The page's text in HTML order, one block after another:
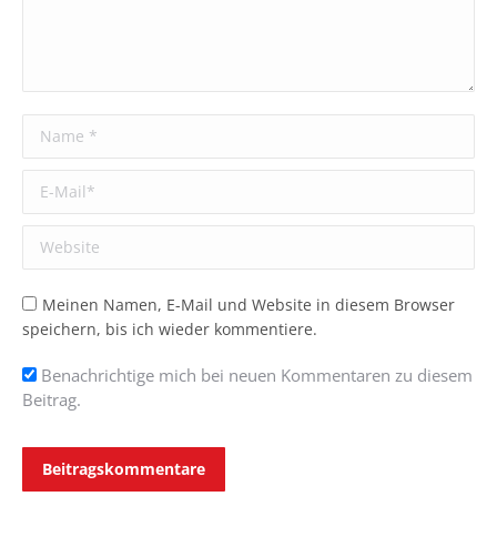
Name *
E-Mail *
Website
Meinen Namen, E-Mail und Website in diesem Browser
speichern, bis ich wieder kommentiere.
Benachrichtige mich bei neuen Kommentaren zu diesem
Beitrag.
Beitragskommentare